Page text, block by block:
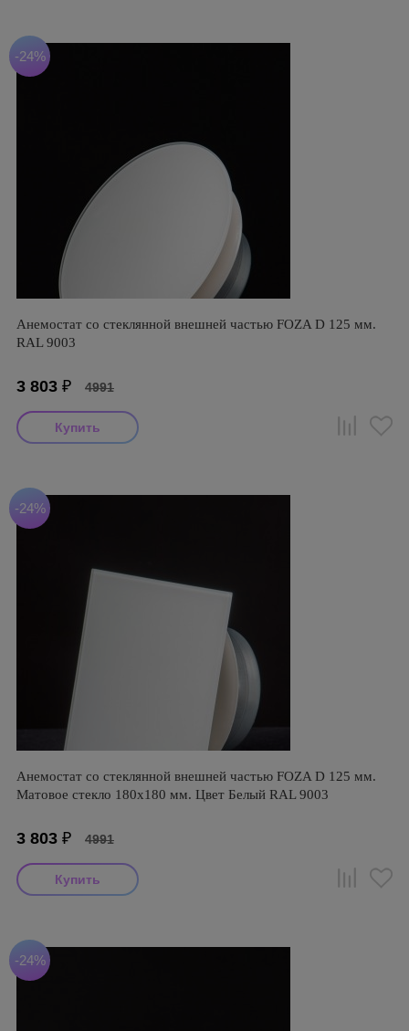
-24%
Анемостат со стеклянной внешней частью FOZA D 125 мм.
RAL 9003
3 803 ₽ 4991
-24%
Анемостат со стеклянной внешней частью FOZA D 125 мм.
Матовое стекло 180х180 мм. Цвет Белый RAL 9003
3 803 ₽ 4991
-24%